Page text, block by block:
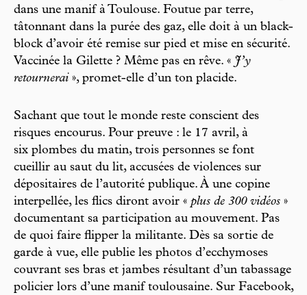
dans une manif à Toulouse. Foutue par terre,
tâtonnant dans la purée des gaz, elle doit à un black-
block d’avoir été remise sur pied et mise en sécurité.
Vaccinée la Gilette ? Même pas en rêve. « J’y
retournerai », promet-elle d’un ton placide.
Sachant que tout le monde reste conscient des
risques encourus. Pour preuve : le 17 avril, à
six plombes du matin, trois personnes se font
cueillir au saut du lit, accusées de violences sur
dépositaires de l’autorité publique. À une copine
interpellée, les flics diront avoir « plus de 300 vidéos »
documentant sa participation au mouvement. Pas
de quoi faire flipper la militante. Dès sa sortie de
garde à vue, elle publie les photos d’ecchymoses
couvrant ses bras et jambes résultant d’un tabassage
policier lors d’une manif toulousaine. Sur Facebook,